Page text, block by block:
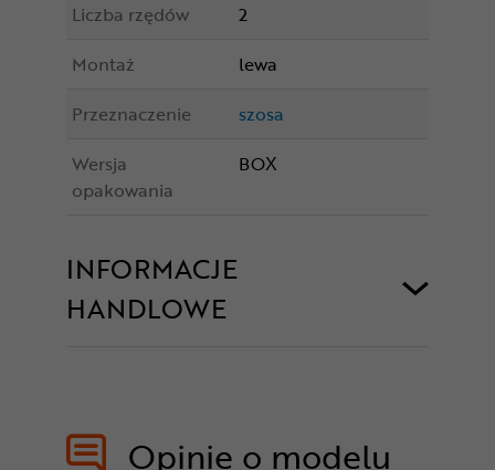
Liczba rzędów
2
Montaż
lewa
Przeznaczenie
szosa
Wersja
opakowania
BOX
INFORMACJE
HANDLOWE
Opinie o modelu